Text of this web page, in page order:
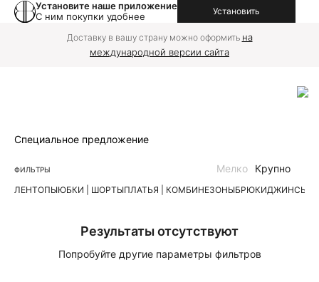
Установите наше приложение
С ним покупки удобнее
Установить
Доставку в вашу страну можно оформить на
международной версии сайта
Специальное предложение
ФИЛЬТРЫ
ЛЕНТОПЫЮБКИ | ШОРТЫПЛАТЬЯ | КОМБИНЕЗОНЫБРЮКИДЖИНСЫ
Мелко Крупно
Результаты отсутствуют
Попробуйте другие параметры фильтров